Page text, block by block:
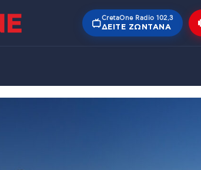
CretaOne Radio 102,3
ΔΕΊΤΕ ΖΩΝΤΑΝΆ